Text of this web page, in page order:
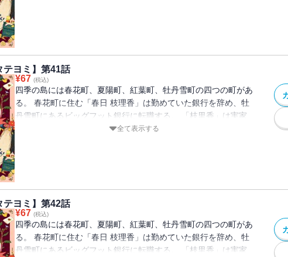
テヨミ】第41話
¥67 (税込)
四季の島には春花町、夏陽町、紅葉町、牡丹雪町の四つの町があ
る。 春花町に住む「春日 枝理香」は勤めていた銀行を辞め、牡
丹雪町にあるビッグフット銀行に転職する。 「枝里香」は実家
を離れ、慣れないところで新しい生活を始めたが、なぜか毎日靴
全て表示する
テヨミ】第42話
¥67 (税込)
四季の島には春花町、夏陽町、紅葉町、牡丹雪町の四つの町があ
る。 春花町に住む「春日 枝理香」は勤めていた銀行を辞め、牡
丹雪町にあるビッグフット銀行に転職する。 「枝里香」は実家